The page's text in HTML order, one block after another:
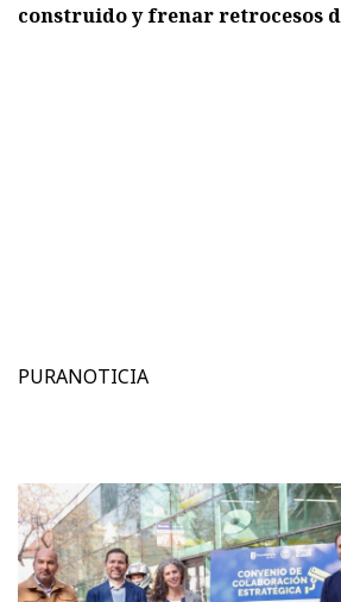
construido y frenar retrocesos
PURANOTICIA